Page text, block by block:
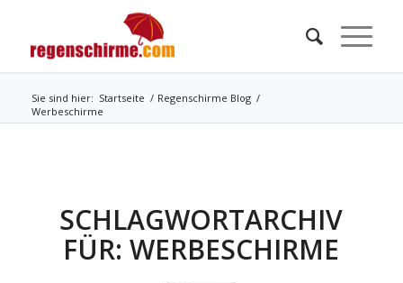
Sie sind hier: Startseite / Regenschirme Blog /
Werbeschirme
SCHLAGWORTARCHIV
FÜR:WERBESCHIRME